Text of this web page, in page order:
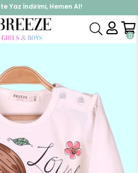
Yaz İndirimi, Hemen Al!
İndirimi Kap, Hemen Üye Ol!
0
Uzun Kollu Tişört Kız Bebek Uzun Kollu Tişört Kız Baskılı Beyaz (1.5 Yaş)